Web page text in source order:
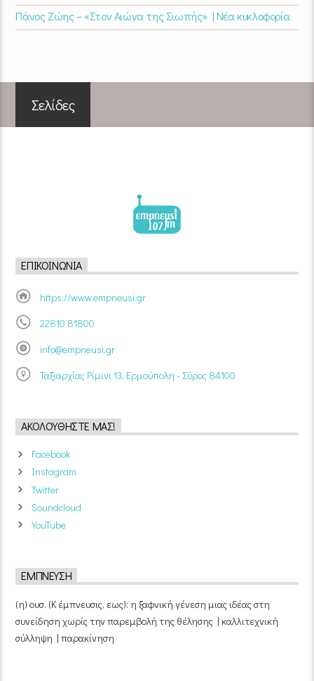
Πάνος Ζώης – «Στον Αιώνα της Σιωπής» | Νέα κυκλοφορία
Σελίδες
ΕΠΙΚΟΙΝΩΝΊΑ
https://www.empneusi.gr
22810 81800
info@empneusi.gr
Ταξιαρχίας Ρίμινι 13, Ερμούπολη - Σύρος 84100
ΑΚΟΛΟΥΘΉΣΤΕ ΜΑΣ!
Facebook
Instagram
Twitter
Soundcloud
YouTube
ΈΜΠΝΕΥΣΗ
(η) ουσ. (Κ έμπνευσις, εως): η ξαφνική γένεση μιας ιδέας στη
συνείδηση χωρίς την παρεμβολή της θέλησης | καλλιτεχνική
σύλληψη | παρακίνηση